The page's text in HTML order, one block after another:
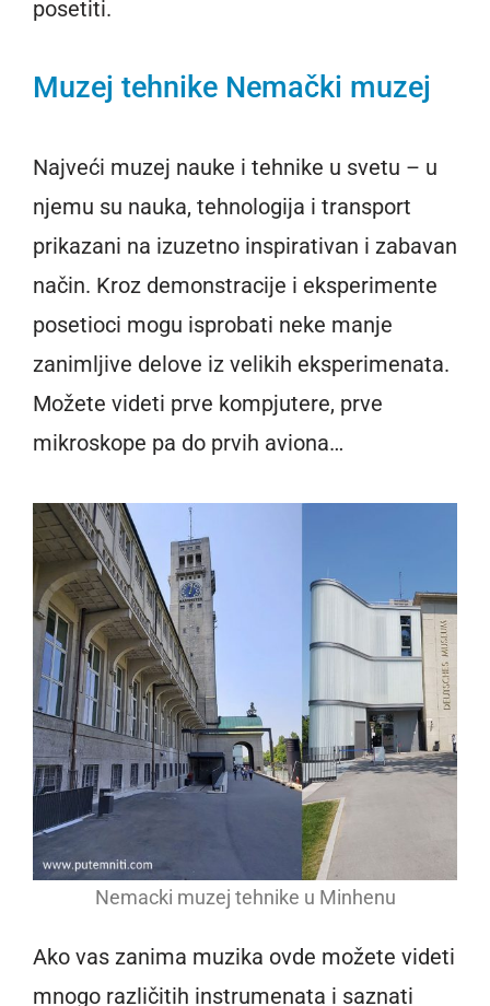
posetiti.
Muzej tehnike Nemački muzej
Najveći muzej nauke i tehnike u svetu – u
njemu su nauka, tehnologija i transport
prikazani na izuzetno inspirativan i zabavan
način. Kroz demonstracije i eksperimente
posetioci mogu isprobati neke manje
zanimljive delove iz velikih eksperimenata.
Možete videti prve kompjutere, prve
mikroskope pa do prvih aviona…
Nemacki muzej tehnike u Minhenu
Ako vas zanima muzika ovde možete videti
mnogo različitih instrumenata i saznati